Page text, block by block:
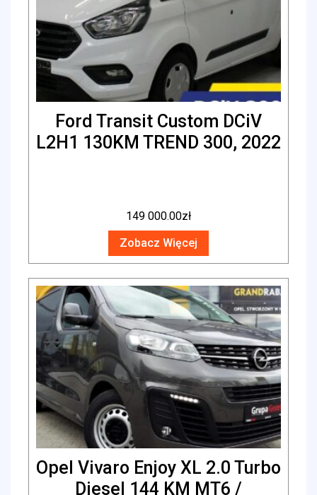
Ford Transit Custom DCiV
L2H1 130KM TREND 300, 2022
149 000.00zł
Zobacz Więcej
Opel Vivaro Enjoy XL 2.0 Turbo
Diesel 144 KM MT6 /